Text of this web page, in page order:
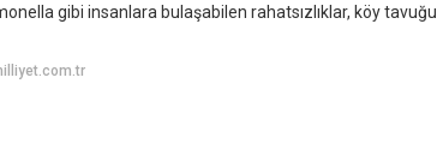
gibi insanlara bulaşabilen rahatsızlıklar, köy tavuğu